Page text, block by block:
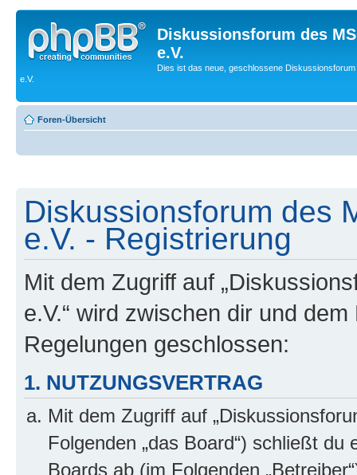
Diskussionsforum des
e.V.
Dies ist das neue, geschlossene
e.V.
Foren-Übersicht
Diskussionsforum des
e.V. - Registrierung
Mit dem Zugriff auf
e.V.“ wird zwischen dir und
Regelungen geschlossen:
1. NUTZUNGSVERTRAG
Mit dem Zugriff auf
Folgenden „das Board“) schließt
Boards ab (im Folgenden